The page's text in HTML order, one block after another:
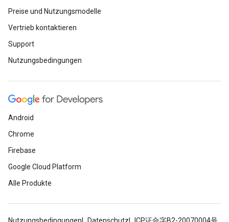
Preise und Nutzungsmodelle
Vertrieb kontaktieren
Support
Nutzungsbedingungen
Android
Chrome
Firebase
Google Cloud Platform
Alle Produkte